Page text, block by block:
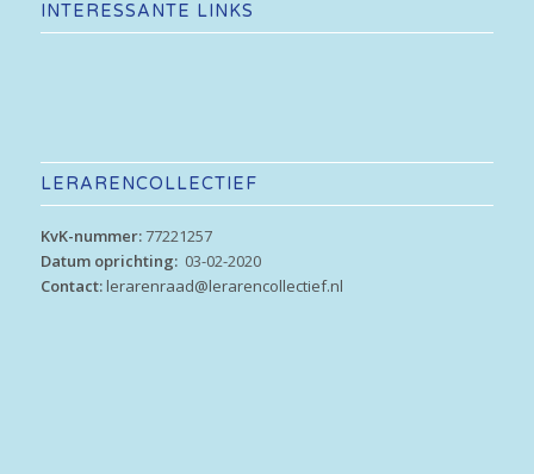
INTERESSANTE LINKS
LERARENCOLLECTIEF
KvK-nummer:77221257
Datum oprichting: 03-02-2020
Contact: lerarenraad@lerarencollectief.nl